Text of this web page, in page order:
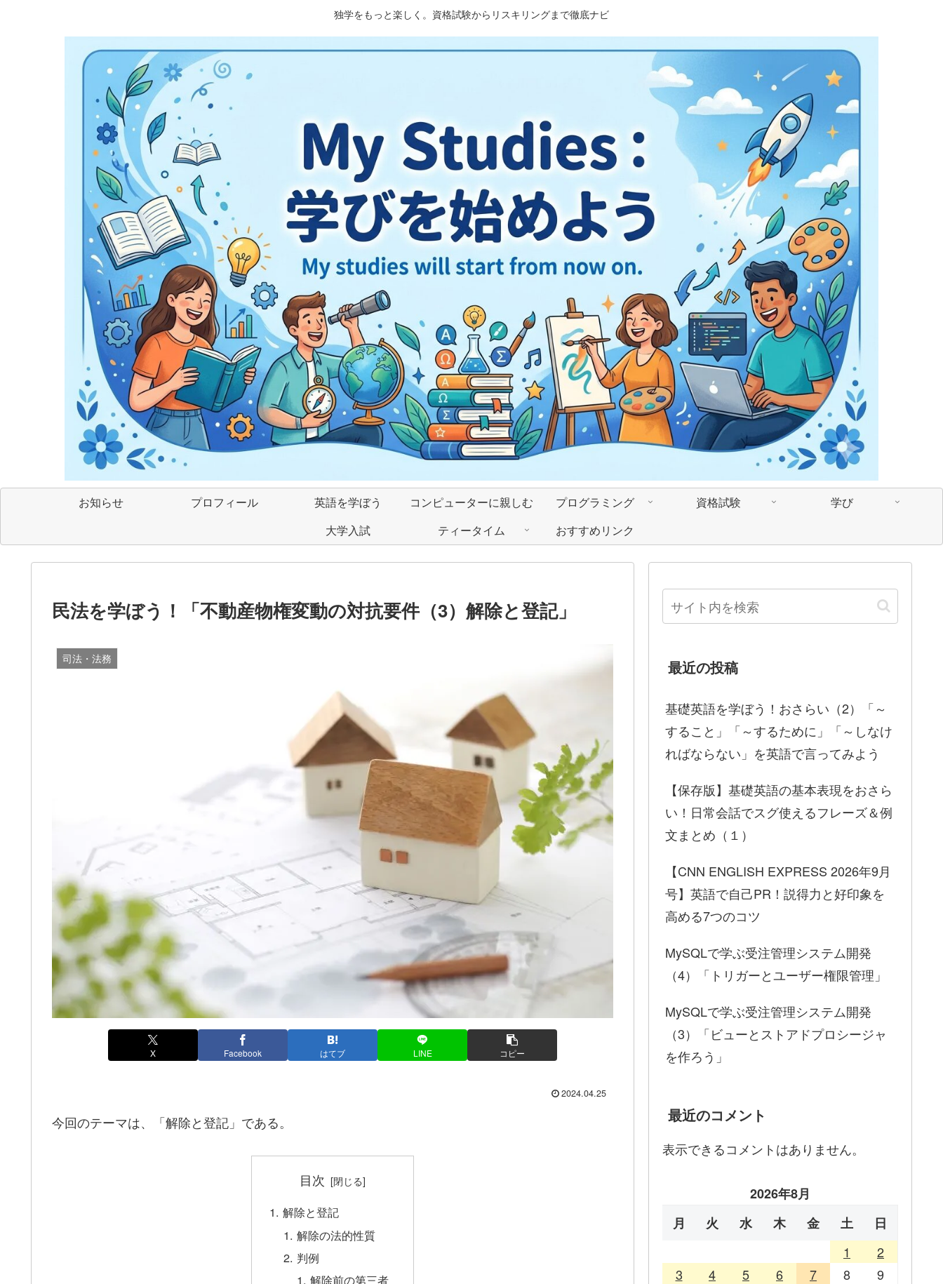
独学をもっと楽しく。資格試験からリスキリングまで徹底ナビ
お知らせ プロフィール 英語を学ぼう コンピューターに親しむ プログラミング 資格試験
学び
大学入試
ティータイム おすすめリンク
民法を学ぼう！「不動産物権変動の対抗要件（3）解除と登記」
司法・法務
X Facebook はてブ LINE コピー
2024.04.25
今回のテーマは、「解除と登記」である。
目次
解除と登記
解除の法的性質
判例
解除前の第三者
最近の投稿
基礎英語を学ぼう！おさらい（2）「～
すること」「～するために」「～しなけ
ればならない」を英語で言ってみよう
【保存版】基礎英語の基本表現をおさら
い！日常会話でスグ使えるフレーズ＆例
文まとめ（１）
【CNN ENGLISH EXPRESS 2026年9月
号】英語で自己PR！説得力と好印象を
高める7つのコツ
MySQLで学ぶ受注管理システム開発
（4）「トリガーとユーザー権限管理」
MySQLで学ぶ受注管理システム開発
（3）「ビューとストアドプロシージャ
を作ろう」
最近のコメント
表示できるコメントはありません。
2026年8月
月
火 水 木 金 土
日
1
2
3
4 5 6 7 8
9